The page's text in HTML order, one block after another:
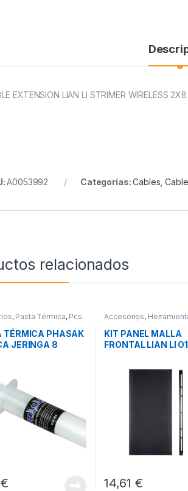
EXTENSION LIAN LI STRIMER WIRELESS
A0053992 Categorías:Cables ,
relacionados
, Pasta Térmica, Pcs
TÉRMICA PHASAK
JERINGA 8
€
Accesorios,
Integración
KIT PANEL MALLA
FRONTAL LIAN LI
14,61 €